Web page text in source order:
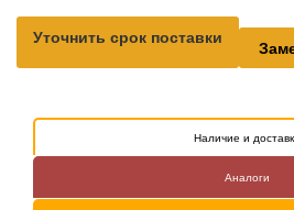
Уточнить срок поставки
Наличие и
Аналоги